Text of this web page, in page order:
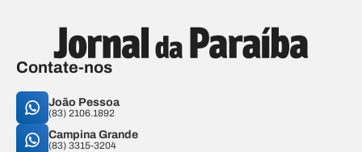
Contate-nos
João Pessoa
(83) 2106.1892
Campina Grande
(83) 3315-3204